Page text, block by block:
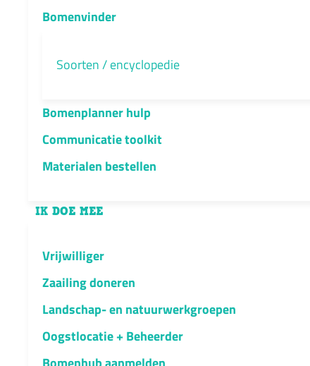
Bomenvinder
Soorten / encyclopedie
Bomenplanner hulp
Communicatie toolkit
Materialen bestellen
IK DOE MEE
Vrijwilliger
Zaailing doneren
Landschap- en natuurwerkgroepen
Oogstlocatie + Beheerder